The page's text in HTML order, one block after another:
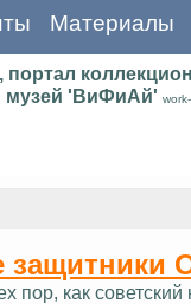
Материалы
портал
музей 'ВиФиАй'
пор, как